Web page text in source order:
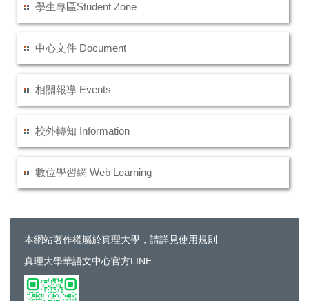
學生專區Student Zone
中心文件 Document
相關報導 Events
校外轉知 Information
數位學習網 Web Learning
本網站著作權屬於真理大學，請詳見使用規則
真理大學華語文中心官方LINE